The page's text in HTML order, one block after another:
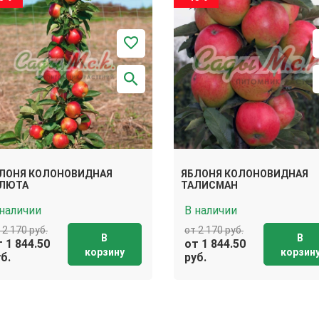
КОЛОНОВИДНАЯ
2 170 руб.
1 844.50
В
корзину
ЯБЛОНЯ КОЛОНОВИДНАЯ
ТАЛИСМАН
В наличии
от 2 170 руб.
от 1 844.50
руб.
В